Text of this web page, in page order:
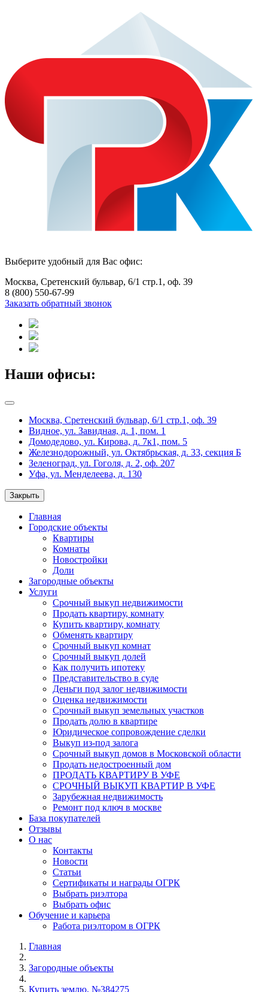
Выберите удобный для Вас офис:
Москва, Сретенский бульвар, 6/1 стр.1, оф. 39
8 (800) 550-67-99
Заказать обратный звонок
Наши офисы:
Москва, Сретенский бульвар, 6/1 стр.1, оф. 39
Видное, ул. Завидная, д. 1, пом. 1
Домодедово, ул. Кирова, д. 7к1, пом. 5
Железнодорожный, ул. Октябрьская, д. 33, секция Б
Зеленоград, ул. Гоголя, д. 2, оф. 207
Уфа, ул. Менделеева, д. 130
Закрыть
Главная
Городские объекты
Квартиры
Комнаты
Новостройки
Доли
Загородные объекты
Услуги
Срочный выкуп недвижимости
Продать квартиру, комнату
Купить квартиру, комнату
Обменять квартиру
Срочный выкуп комнат
Срочный выкуп долей
Как получить ипотеку
Представительство в суде
Деньги под залог недвижимости
Оценка недвижимости
Срочный выкуп земельных участков
Продать долю в квартире
Юридическое сопровождение сделки
Выкуп из-под залога
Срочный выкуп домов в Московской области
Продать недостроенный дом
ПРОДАТЬ КВАРТИРУ В УФЕ
СРОЧНЫЙ ВЫКУП КВАРТИР В УФЕ
Зарубежная недвижимость
Ремонт под ключ в москве
База покупателей
Отзывы
О нас
Контакты
Новости
Статьи
Сертификаты и награды ОГРК
Выбрать риэлтора
Выбрать офис
Обучение и карьера
Работа риэлтором в ОГРК
Главная
Загородные объекты
Купить землю, №384275